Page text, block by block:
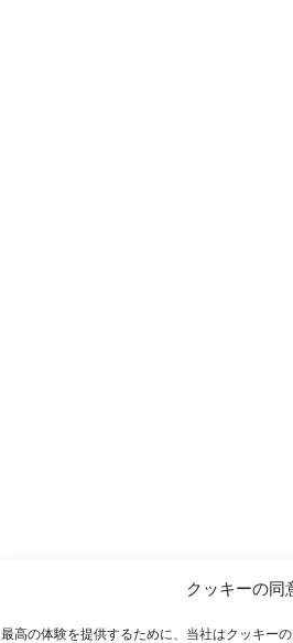
クッキーの同
最高の体験を提供するために、当社はクッキー